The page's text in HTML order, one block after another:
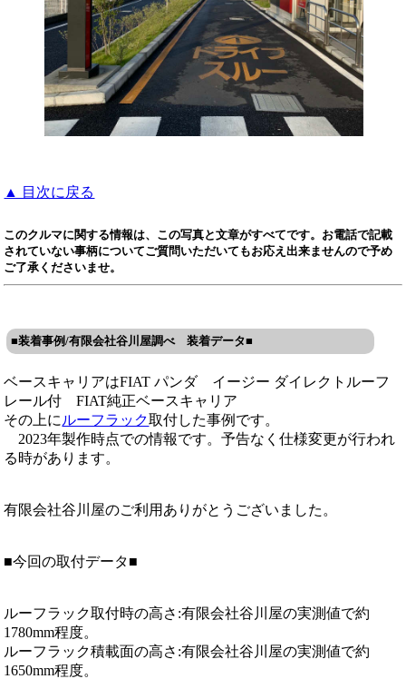
▲ 目次に戻る
このクルマに関する情報は、この写真と文章がすべてです。お電話で記載
されていない事柄についてご質問いただいてもお応え出来ませんので予め
ご了承くださいませ。
■装着事例/有限会社谷川屋調べ 装着データ■
ベースキャリアはFIAT パンダ イージー ダイレクトルーフ
レール付 FIAT純正ベースキャリア
その上に ルーフラック取付した事例です。
2023年製作時点での情報です。予告なく仕様変更が行われ
る時があります。
有限会社谷川屋のご利用ありがとうございました。
■今回の取付データ■
ルーフラック取付時の高さ:有限会社谷川屋の実測値で約
1780mm程度。
ルーフラック積載面の高さ:有限会社谷川屋の実測値で約
1650mm程度。